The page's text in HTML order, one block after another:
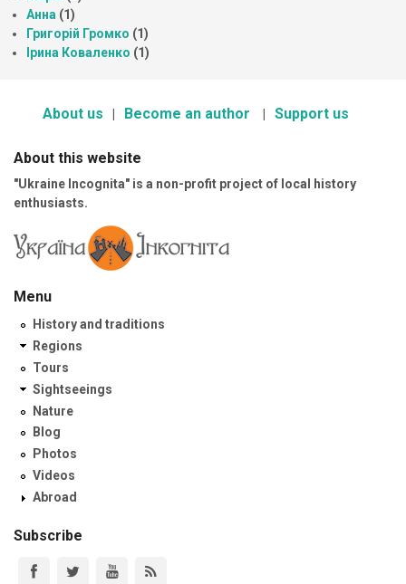
Анна (1)
Григорій Громко (1)
Ірина Коваленко (1)
About us Become an author Support us
About this website
"Ukraine Incognita" is a non-profit project of local history
enthusiasts.
Menu
History and traditions
Regions
Tours
Sightseeings
Nature
Blog
Photos
Videos
Abroad
Subscribe